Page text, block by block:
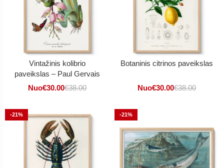
Vintažinis kolibrio
paveikslas – Paul Gervais
Nuo€30.00€38.00
Botaninis citrinos paveikslas
Nuo€30.00€38.00
-21% -21%